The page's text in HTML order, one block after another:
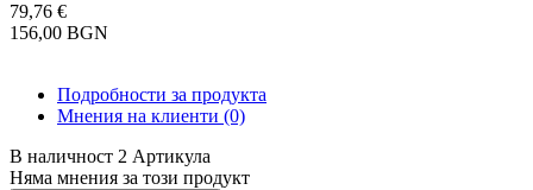
79,76 €
156,00 BGN
Подробности за продукта
Мнения на клиенти (0)
В наличност 2 Артикула
Няма мнения за този продукт